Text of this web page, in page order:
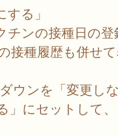
る」
チンの接種日の
接種履歴も併せ
ウンを「変更し
」にセットして